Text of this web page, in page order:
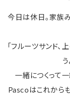
今日は休日。家族
「フルーツサンド、
一緒につくって
Pascoはこれから